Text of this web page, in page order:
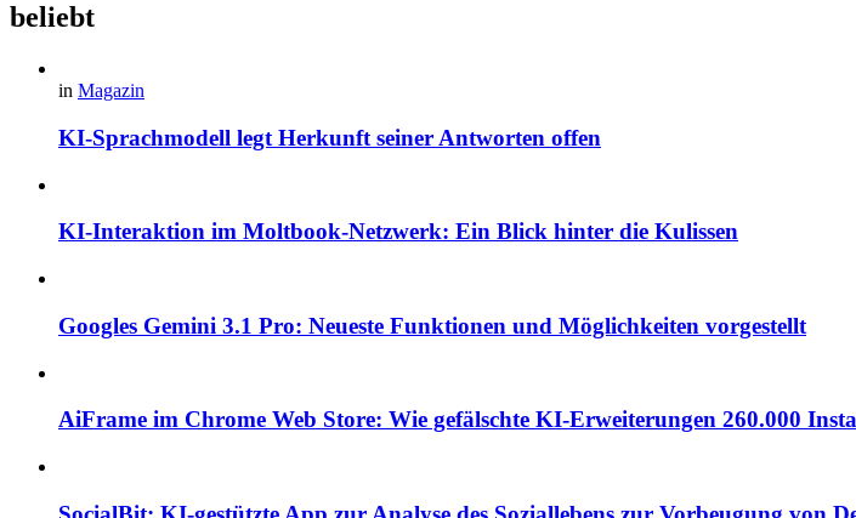
beliebt
in Magazin
KI-Sprachmodell legt Herkunft seiner Antworten offen
KI-Interaktion im Moltbook-Netzwerk: Ein Blick hinter die Kulissen
Googles Gemini 3.1 Pro: Neueste Funktionen und Möglichkeiten vorgestellt
AiFrame im Chrome Web Store: Wie gefälschte KI-Erweiterungen 260.000